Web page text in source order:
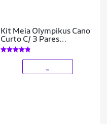
Kit Meia Olympikus Cano
Curto C/ 3 Pares
Feminino